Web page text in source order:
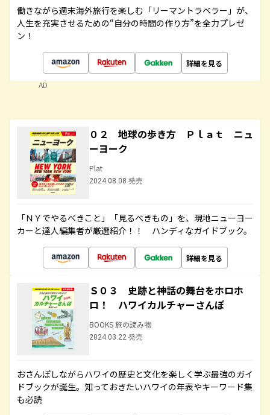
働きながら週末海外旅行を楽しむ「リーマントラベラー」が、
人生を充実させるための“自分の時間の作り方”を全力プレゼ
ン！
詳細を見る
AD
０２ 地球の歩き方 Ｐｌａｔ ニュ
ーヨーク
Plat
2024.08.08 発売
「ＮＹでやるべきこと」「見るべきもの」を、現地ニューヨー
カーと達人編集者が厳選紹介！！ ハンディなガイドブック。
詳細を見る
Ｓ０３ 史跡と神話の舞台をホロホ
ロ！ ハワイカルチャーさんぽ
BOOKS 旅の読み物
2024.03.22 発売
おさんぽしながらハワイの歴史と文化を楽しく学ぶ最強のガイ
ドブックが誕生。知っておきたいハワイの年表やキーワード集
も必読